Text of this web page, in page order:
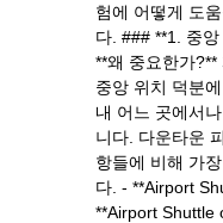
험에 어떻게 도
다. ### **1. 중
**왜 중요한가
중앙 위치 덕분
내 어느 곳에서
니다. 다운타운
항들에 비해 가
다. - **Airport
**Airport Shuttle